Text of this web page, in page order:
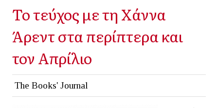
Το τεύχος με τη Χάννα
Άρεντ στα περίπτερα και
τον Απρίλιο
The Books' Journal